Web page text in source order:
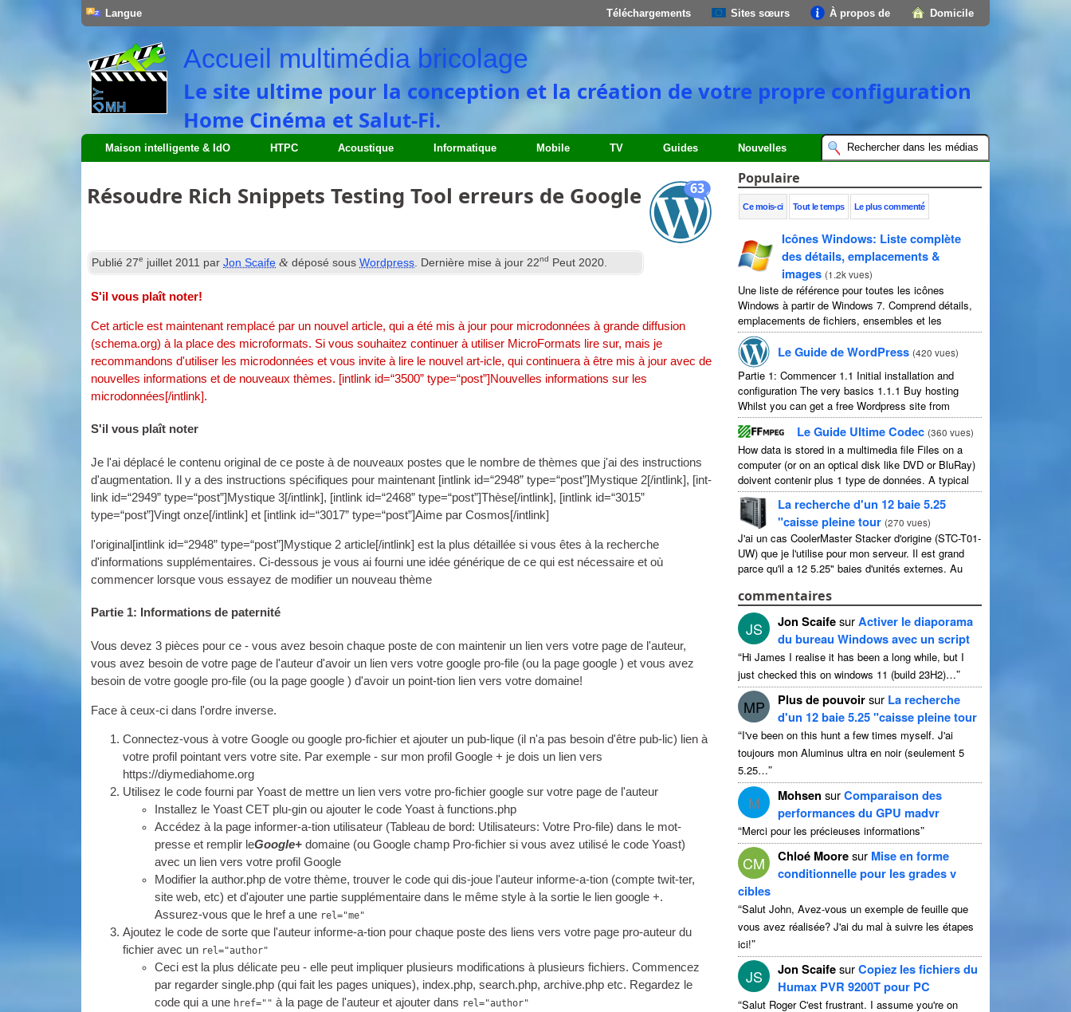
Domicile
À propos de
Sites sœurs
Téléchargements
Langue
Accueil multimédia bricolage
Le site ultime pour la conception et la création de votre propre configuration
Home Cinéma et Salut-Fi.
Maison intelligente & IdO HTPC Acoustique Informatique Mobile TV Guides Nouvelles
63
Résoudre Rich Snippets Testing Tool erreurs de Google
Publié27e juillet 2011 parJon Scaife & déposé sousWordpress. Dernière mise à jour22nd Peut 2020.
S'il vous plaît noter!
Cet article est maintenant remplacé par un nouvel article, qui a été mis à jour pour microdonnées à grande diffusion
(schema.org) à la place des microformats. Si vous souhaitez continuer à utiliser MicroFormats lire sur, mais je
recommandons d'utiliser les microdonnées et vous invite à lire le nouvel art-icle, qui continuera à être mis à jour avec de
nouvelles informations et de nouveaux thèmes. [int­link id=“3500” type=“post”]Nouvelles informations sur les
microdonnées[/intlink].
S'il vous plaît noter
Je l'ai déplacé le contenu original de ce poste à de nouveaux postes que le nombre de thèmes que j'ai des instructions
d'augmentation. Il y a des instructions spécifiques pour maintenant [int­link id=“2948” type=“post”]Mystique 2[/intlink], [int­
link id=“2949” type=“post”]Mystique 3[/intlink], [int­link id=“2468” type=“post”]Thèse[/intlink], [int­link id=“3015”
type=“post”]Vingt onze[/intlink] et [int­link id=“3017” type=“post”]Aime par Cosmos[/intlink]
l'original[int­link id=“2948” type=“post”]Mystique 2 article[/intlink] est la plus détaillée si vous êtes à la recherche
d'informations supplémentaires. Ci-dessous je vous ai fourni une idée générique de ce qui est nécessaire et où
commencer lorsque vous essayez de modifier un nouveau thème
Partie 1: Informations de paternité
Vous devez 3 pièces pour ce - vous avez besoin chaque poste de con maintenir un lien vers votre page de l'auteur,
vous avez besoin de votre page de l'auteur d'avoir un lien vers votre google pro-file (ou la page google ) et vous avez
besoin de votre google pro-file (ou la page google ) d'avoir un point-tion lien vers votre domaine!
Face à ceux-ci dans l'ordre inverse.
Connectez-vous à votre Google ou google pro-fichier et ajouter un pub-lique (il n'a pas besoin d'être pub-lic) lien à
votre profil pointant vers votre site. Par exemple - sur mon profil Google + je dois un lien vers
https://diymediahome.org
Utilisez le code fourni par Yoast de mettre un lien vers votre pro-fichier google sur votre page de l'auteur
Installez le YoastCET plu-gin ou ajouter le code Yoast à functions.php
Accédez à la page informer-a-tion utilisateur (Tableau de bord: Utilisateurs: Votre Pro-file) dans le mot-
presse et remplir leGoogle+ domaine (ou Google champ Pro-fichier si vous avez utilisé le code Yoast)
avec un lien vers votre profil Google
Modifier la author.php de votre thème, trouver le code qui dis-joue l'auteur informe-a-tion (compte twit-ter,
site web, etc) et d'ajouter une partie supplémentaire dans le même style à la sortie le lien google +.
Assurez-vous que le href a une rel="me"
Ajoutez le code de sorte que l'auteur informe-a-tion pour chaque poste des liens vers votre page pro-auteur du
fichier avec un rel="author"
Ceci est la plus délicate peu - elle peut impliquer plusieurs modifications à plusieurs fichiers. Commencez
par regarder single.php (qui fait les pages uniques), index.php, search.php, archive.php etc. Regardez le
code qui a une href="" à la page de l'auteur et ajouter dans rel="author"
Populaire
Ce mois-ci Tout le temps Le plus commenté
Icônes Windows: Liste complète
des détails, emplacements &
images (1.2k vues)
Une liste de référence pour toutes les icônes
Windows à partir de Windows 7. Comprend détails,
emplacements de fichiers, ensembles et les
instructions d'image complets.
Le Guide de WordPress (420 vues)
Partie 1: Commencer 1.1 Initial installation and
configuration The very basics 1.1.1 Buy hosting
Whilst you can get a free Wordpress site from
wordpress.com,you lose some control and you
have to serve their...
Le Guide Ultime Codec (360 vues)
How data is stored in a multimedia file Files on a
computer(or on an optical disk like DVD or BluRay)
doivent contenir plus 1 type de données.A typical
movie will include...
La recherche d'un 12 baie 5.25
"caisse pleine tour (270 vues)
J'ai un cas CoolerMaster Stacker d'origine (STC-T01-
UW) que je l'utilise pour mon serveur. Il est grand
parce qu'il a 12 5.25" baies d'unités externes. Au
commentaires
JS Jon ScaifesurActiver le diaporama
du bureau Windows avec un script
“Hi James I realise it has been a long while,but I
just checked this on windows 11 (build 23H2)…”
MP Plus de pouvoirsur La recherche
d'un 12 baie 5.25 "caisse pleine tour
“I've been on this hunt a few times myself. J'ai
toujours mon Aluminus ultra en noir (seulement 5
5.25…”
M Mohsen surComparaison des
performances du GPU madvr
“Merci pour les précieuses informations”
CM Chloé Mooresur Mise en forme
conditionnelle pour les grades v
cibles
“Salut John, Avez-vous un exemple de feuille que
vous avez réalisée? J'ai du mal à suivre les étapes
ici!”
JS Jon ScaifesurCopiez les fichiers du
Humax PVR 9200T pour PC
“Salut Roger C'est frustrant. I assume you're on